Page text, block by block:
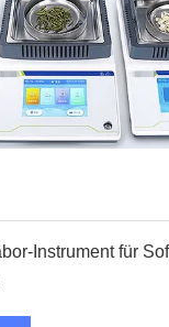
Instrument für